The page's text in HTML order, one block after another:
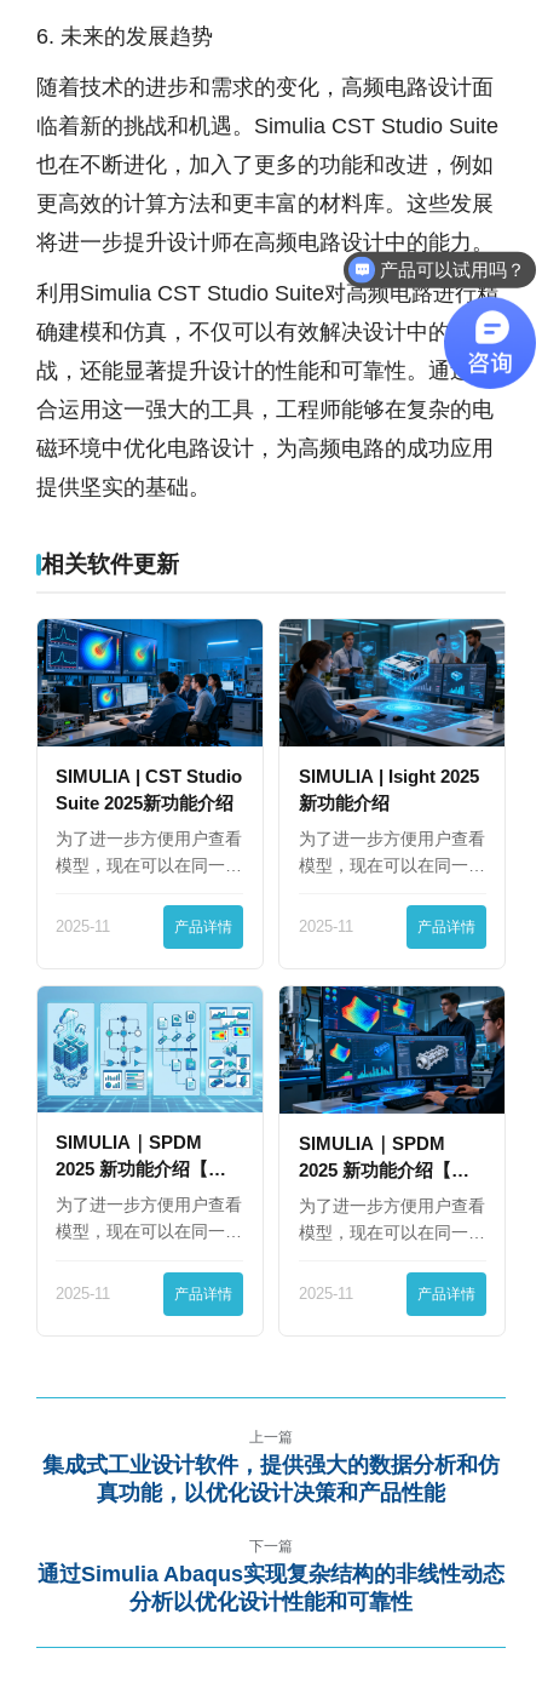
6. 未来的发展趋势
随着技术的进步和需求的变化，高频电路设计面
临着新的挑战和机遇。Simulia CST Studio Suite
也在不断进化，加入了更多的功能和改进，例如
更高效的计算方法和更丰富的材料库。这些发展
将进一步提升设计师在高频电路设计中的能力。
利用Simulia CST Studio Suite对高频电路进行精
确建模和仿真，不仅可以有效解决设计中的挑
战，还能显著提升设计的性能和可靠性。通过综
合运用这一强大的工具，工程师能够在复杂的电
磁环境中优化电路设计，为高频电路的成功应用
提供坚实的基础。
相关软件更新
SIMULIA | CST Studio
Suite 2025新功能介绍
为了进一步方便用户查看
模型，现在可以在同一
2025-11 产品详情
SIMULIA | Isight 2025
新功能介绍
为了进一步方便用户查看
模型，现在可以在同一
2025-11 产品详情
SIMULIA｜SPDM
2025 新功能介绍【下
篇】
为了进一步方便用户查看
模型，现在可以在同一
2025-11 产品详情
SIMULIA｜SPDM
2025 新功能介绍【上
篇】
为了进一步方便用户查看
模型，现在可以在同一
2025-11 产品详情
上一篇
集成式工业设计软件，提供强大的数据分析和仿
真功能，以优化设计决策和产品性能
下一篇
通过Simulia Abaqus实现复杂结构的非线性动态
分析以优化设计性能和可靠性
产品可以试用吗？